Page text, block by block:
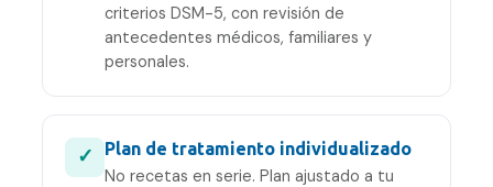
criterios DSM-5, con revisión de
antecedentes médicos, familiares y
personales.
✓
Plan de tratamiento individualizado
No recetas en serie. Plan ajustado a tu